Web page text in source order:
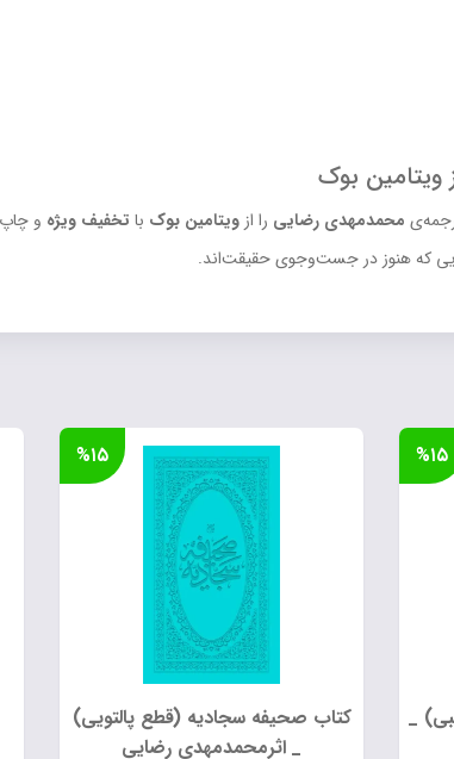
بوک
محمدمهدی رضایی را از ویتامین بوک با تخفیف ویژه و
که هنوز در جست‌وجوی حقیقت‌اند.
_
%۱۵
کتاب صحیفه سجادیه (قطع پالتویی)
_ اثرمحمدمهدی رضایی
%۱۵